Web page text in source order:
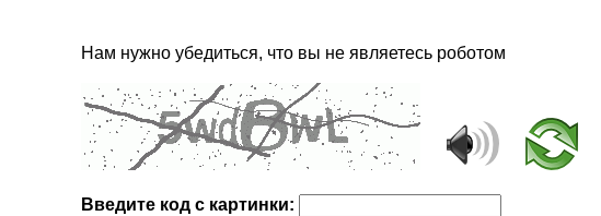
Нам нужно убедиться, что вы не являетесь роботом
Введите код с картинки: